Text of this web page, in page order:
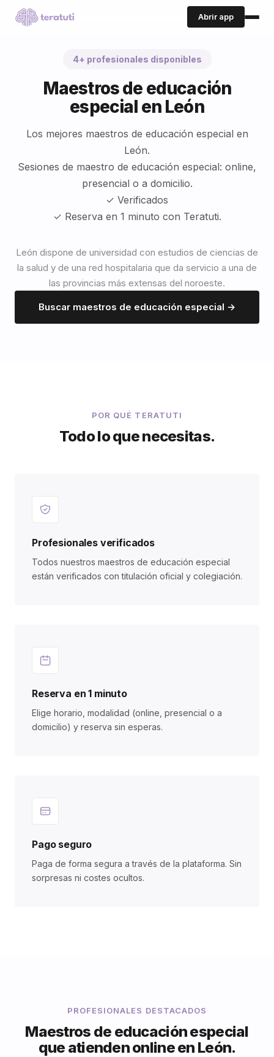
Abrir app
4+ profesionales disponibles
Maestros de educación
especial en León
Los mejores maestros de educación especial en
León.
Sesiones de maestro de educación especial: online,
presencial o a domicilio.
✓ Verificados
✓ Reserva en 1 minuto con Teratuti.
León dispone de universidad con estudios de ciencias de
la salud y de una red hospitalaria que da servicio a una de
las provincias más extensas del noroeste.
Buscar maestros de educación especial →
POR QUÉ TERATUTI
Todo lo que necesitas.
Profesionales verificados
Todos nuestros maestros de educación especial
están verificados con titulación oficial y colegiación.
Reserva en 1 minuto
Elige horario, modalidad (online, presencial o a
domicilio) y reserva sin esperas.
Pago seguro
Paga de forma segura a través de la plataforma. Sin
sorpresas ni costes ocultos.
PROFESIONALES DESTACADOS
Maestros de educación especial
que atienden online en León.